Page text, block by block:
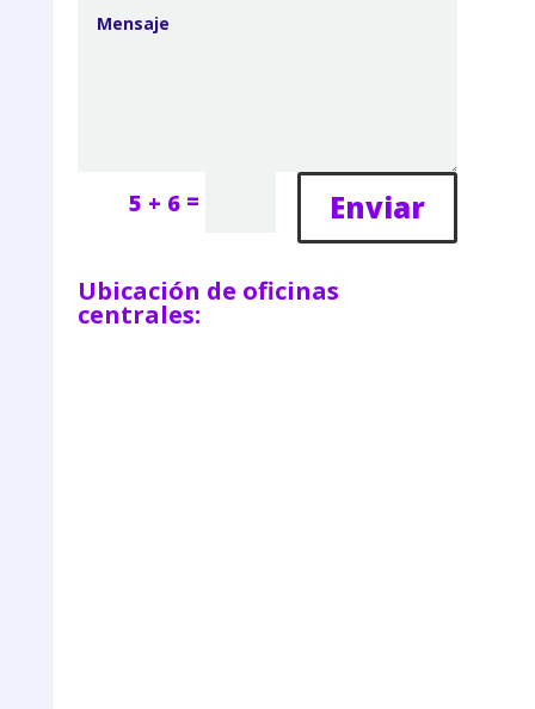
5 + 6 = Enviar
Ubicación de oficinas
centrales: